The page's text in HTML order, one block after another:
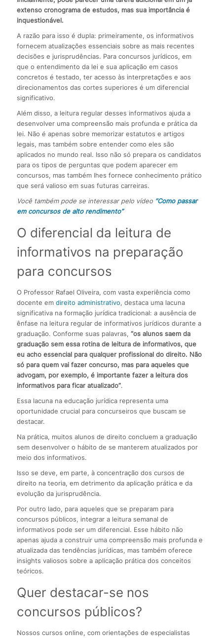
extenso cronograma de estudos, mas sua importância é
inquestionável.
A razão para isso é dupla: primeiramente, os informativos
fornecem atualizações essenciais sobre as mais recentes
decisões e jurisprudências. Para concursos jurídicos, em
que o entendimento da lei e sua aplicação em casos
concretos é testado, ter acesso às interpretações e aos
direcionamentos das cortes superiores é um diferencial
significativo.
Além disso, a leitura regular desses informativos ajuda a
desenvolver uma compreensão mais profunda e prática da
lei. Não é apenas sobre memorizar estatutos e artigos
legais, mas também sobre entender como eles são
aplicados no mundo real. Isso não só prepara os candidatos
para os tipos de perguntas que podem aparecer em
concursos, mas também lhes fornece conhecimento prático
que será valioso em suas futuras carreiras.
Você também pode se interessar pelo vídeo“Como passar
em concursos de alto rendimento”
O diferencial da leitura de
informativos na preparação
para concursos
O Professor Rafael Oliveira, com vasta experiência como
docente em direito administrativo, destaca uma lacuna
significativa na formação jurídica tradicional: a ausência de
ênfase na leitura regular de informativos jurídicos durante a
graduação. Conforme suas palavras, “os alunos saem da
graduação sem essa rotina de leitura de informativos, que
eu acho essencial para qualquer profissional do direito. Não
só para quem vai fazer concurso, mas para aqueles que
advogam, por exemplo, é importante fazer a leitura dos
informativos para ficar atualizado”.
Essa lacuna na educação jurídica representa uma
oportunidade crucial para concurseiros que buscam se
destacar.
Na prática, muitos alunos de direito concluem a graduação
sem desenvolver o hábito de se manterem atualizados por
meio dos informativos.
Isso se deve, em parte, à concentração dos cursos de
direito na teoria, em detrimento da aplicação prática e da
evolução da jurisprudência.
Por outro lado, para aqueles que se preparam para
concursos públicos, integrar a leitura semanal de
informativos pode ser um diferencial. Esse hábito não
apenas ajuda a construir uma compreensão mais profunda e
atualizada das tendências jurídicas, mas também oferece
insights valiosos sobre a aplicação prática dos conceitos
teóricos.
Quer destacar-se nos
concursos públicos?
Nossos cursos online, com orientações de especialistas